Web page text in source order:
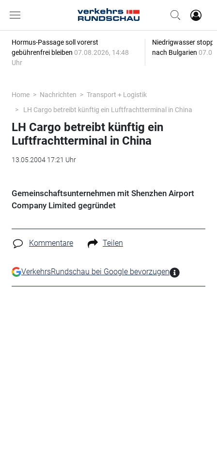
Hormus-Passage soll vorerst
gebührenfrei bleiben 07.08.2026, 14:48
Uhr
Niedrigwasser
nach Bulgarien
Home Nachrichten
Transport + Logistik
LH Cargo betreibt künftig ein Luftfrachtterminal in China
LH Cargo betreibt künftig ein
Luftfrachtterminal in China
13.05.2004 17:21 Uhr
Gemeinschaftsunternehmen mit Shenzhen Airport
Company Limited gegründet
Kommentare Teilen
VerkehrsRundschau bei Google bevorzugen